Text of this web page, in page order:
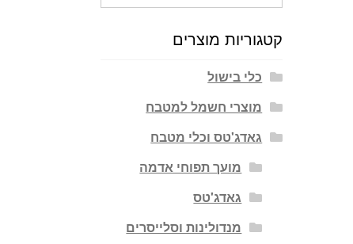
קטגוריות מוצרים
כלי בישול
מוצרי חשמל למטבח
גאדג'טס וכלי מטבח
מועך תפוחי אדמה
גאדג'טס
מנדולינות וסלייסרים